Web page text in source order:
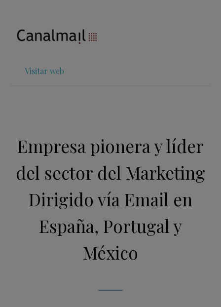
Visitar web
Empresa pionera y líder
del sector del Marketing
Dirigido vía Email en
España, Portugal y
México